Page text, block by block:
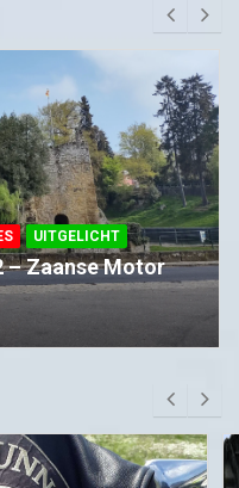
UITGELICHT
– Zaanse Motor